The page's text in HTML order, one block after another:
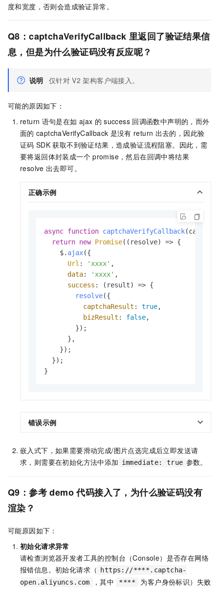
度和宽度，否则会造成验证异常。
Q8：captchaVerifyCallback 里返回了验证结果信
息，但是为什么验证码没有反应呢？
说明 仅针对 V2 架构客户端接入。
可能的原因如下：
return 语句是在如 ajax 的 success 回调函数中声明的，而外
面的 captchaVerifyCallback 是没有 return 出去的，因此验
证码 SDK 获取不到验证结果，造成验证流程阻塞。因此，需
要将返回体封装成一个 promise，然后在回调中将结果
resolve 出去即可。
正确示例
async function captchaVerifyCallback(
return new Promise( ( resolve) => {
    $.
ajax({
Url : 'xxxx' ,
data: 'xxxx' ,
success : ( result) => {
resolve({
captchaResult : true,
bizResult : false,
        });
      },
    });
  });
}
错误示例
嵌入式下，如果需要滑动完成/图片点选完成后立即发送请
求，则需要在初始化方法中添加 immediate: true 参数。
Q9：参考 demo 代码接入了，为什么验证码没有
渲染？
可能原因如下：
初始化请求异常
请检查浏览器开发者工具的控制台（Console）是否存在网络
报错信息。初始化请求（
https://****.captcha-
open.aliyuncs.com
，其中 ****
为客户身份标识）失败